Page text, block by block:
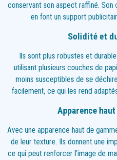
conservant son aspect raffiné.
en font un support
Solidité et
Ils sont plus robustes et
utilisant plusieurs couches de
moins susceptibles de se
facilement, ce qui les rend
Apparence
Avec une apparence haut de
de leur texture. Ils donnent une
ce qui peut renforcer l'image de